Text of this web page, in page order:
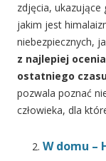
zdjęcia, ukazujące
jakim jest
niebezpiecznych,
z najlepiej
ostatniego
pozwala poznać
człowieka, dla
W domu –